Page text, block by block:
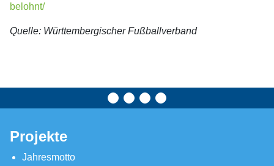
belohnt/
Quelle: Württembergischer Fußballverband
Projekte
Jahresmotto